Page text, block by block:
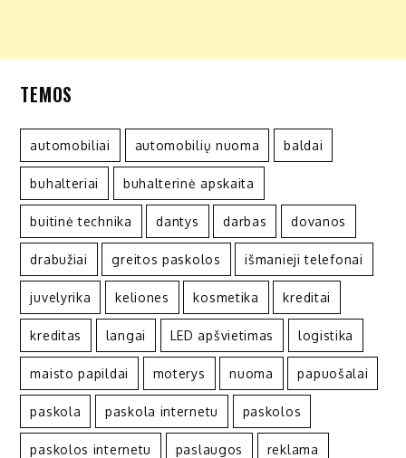
TEMOS
automobiliai automobilių nuoma baldai
buhalteriai buhalterinė apskaita
buitinė technika dantys darbas dovanos
drabužiai greitos paskolos išmanieji telefonai
juvelyrika keliones kosmetika kreditai
kreditas langai LED apšvietimas logistika
maisto papildai moterys nuoma papuošalai
paskola paskola internetu paskolos
paskolos internetu paslaugos reklama